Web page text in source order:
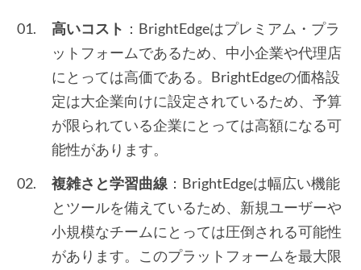
高いコスト ：BrightEdgeはプレミアム・プラ
ットフォームであるため、中小企業や代理店
にとっては高価である。BrightEdgeの価格設
定は大企業向けに設定されているため、予算
が限られている企業にとっては高額になる可
能性があります。
複雑さと学習曲線 ：BrightEdgeは幅広い機能
とツールを備えているため、新規ユーザーや
小規模なチームにとっては圧倒される可能性
があります。このプラットフォームを最大限